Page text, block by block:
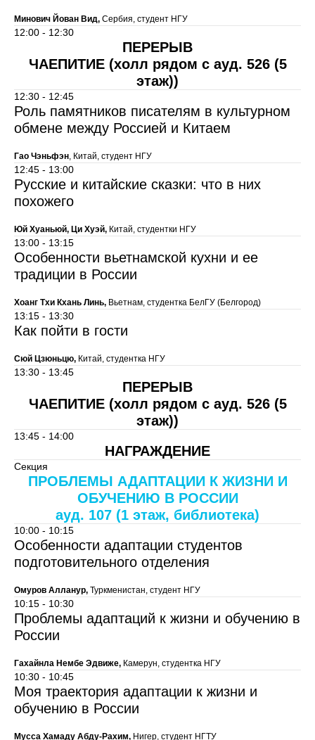
Минович Йован Вид, Сербия, студент НГУ
12:00 - 12:30
ПЕРЕРЫВ
ЧАЕПИТИЕ (холл рядом с ауд. 526 (5
этаж))
12:30 - 12:45
Роль памятников писателям в культурном
обмене между Россией и Китаем
Гао Чэньфэн, Китай, студент НГУ
12:45 - 13:00
Русские и китайские сказки: что в них
похожего
Юй Хуаньюй, Ци Хуэй, Китай, студентки НГУ
13:00 - 13:15
Особенности вьетнамской кухни и ее
традиции в России
Хоанг Тхи Кхань Линь, Вьетнам, студентка БелГУ (Белгород)
13:15 - 13:30
Как пойти в гости
Сюй Цзюньцю, Китай, студентка НГУ
13:30 - 13:45
ПЕРЕРЫВ
ЧАЕПИТИЕ (холл рядом с ауд. 526 (5
этаж))
13:45 - 14:00
НАГРАЖДЕНИЕ
Секция
ПРОБЛЕМЫ АДАПТАЦИИ К ЖИЗНИ И
ОБУЧЕНИЮ В РОССИИ
ауд. 107 (1 этаж, библиотека)
10:00 - 10:15
Особенности адаптации студентов
подготовительного отделения
Омуров Алланур, Туркменистан, студент НГУ
10:15 - 10:30
Проблемы адаптаций к жизни и обучению в
России
Гахайнла Нембе Эдвиже, Камерун, студентка НГУ
10:30 - 10:45
Моя траектория адаптации к жизни и
обучению в России
Мусса Хамаду Абду-Рахим, Нигер, студент НГТУ